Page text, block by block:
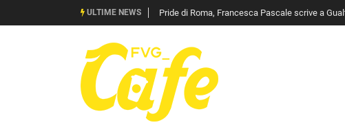
ULTIME NEWS Pride di Roma, Francesca Pascale scrive a